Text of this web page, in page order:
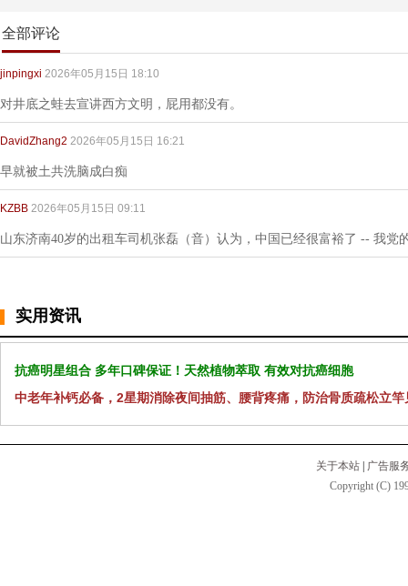
全部评论
jinpingxi 2026年05月15日 18:10
对井底之蛙去宣讲西方文明，屁用都没有。
DavidZhang2 2026年05月15日 16:21
早就被土共洗脑成白痴
KZBB 2026年05月15日 09:11
山东济南40岁的出租车司机张磊（音）认为，中国已经很富裕了 -- 我党
实用资讯
抗癌明星组合 多年口碑保证！天然植物萃取 有效对抗癌细胞
中老年补钙必备，2星期消除夜间抽筋、腰背疼痛，防治骨质疏松立竿
关于本站
广告服
Copyright (C)